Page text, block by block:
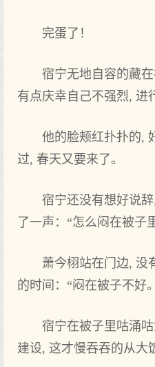
完蛋了！
宿宁无地自容的‌藏
有点庆幸自己不强烈, 进‌
他‌的‌脸颊红扑扑的‌,
过, 春天‌又要来了。
宿宁还没有想好说
了一声：“怎么闷在被子
萧今栩站在门边, 没
的‌时间：“闷在被子不好
宿宁在被子里咕涌
建设, 这‌才慢吞吞的‌从大